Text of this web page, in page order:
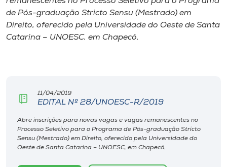
Cultura
Editora
Rádio
de Pós-graduação Stricto Sensu (Mestrado) em
Direito, oferecido pela Universidade do Oeste de Santa
Catarina – UNOESC, em Chapecó.
11/04/2019
EDITAL Nº 28/UNOESC-R/2019
Abre inscrições para novas vagas e vagas remanescentes no
Processo Seletivo para o Programa de Pós-graduação Stricto
Sensu (Mestrado) em Direito, oferecido pela Universidade do
Oeste de Santa Catarina – UNOESC, em Chapecó.